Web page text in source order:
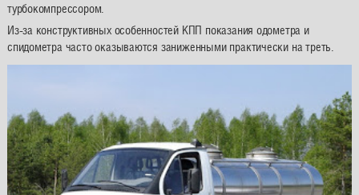
турбокомпрессором.
Из-за конструктивных особенностей КПП показания одометра и
спидометра часто оказываются заниженными практически на треть.